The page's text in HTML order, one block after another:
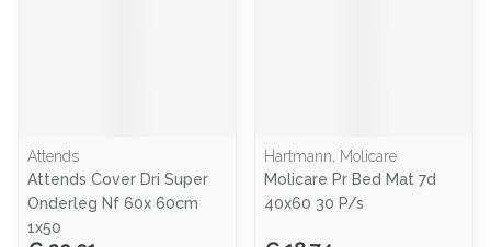
Attends
Attends Cover Dri Super
Onderleg Nf 60x 60cm
1x50
Hartmann, Molicare
Molicare Pr Bed Mat 7d
40x60 30 P/s